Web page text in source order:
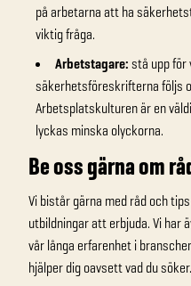
på arbetarna att ha
viktig fråga.
Arbetstagare:stå upp för
säkerhetsföreskrifterna följs
Arbetsplatskulturen är en
lyckas minska olyckorna.
Be oss gärna om
Vi bistår gärna med råd och
utbildningar att erbjuda. Vi
vår långa erfarenhet i
hjälper dig oavsett vad du